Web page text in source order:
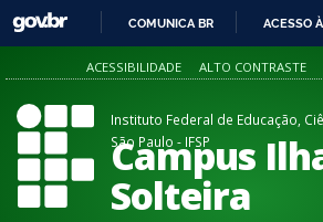
PARA
CONTEÚDO
COMUNICA BR ACESSO
ACESSIBILIDADE ALTO CONTRASTE
Instituto Federal de Educação,
São Paulo - IFSP
Campus
Solteira